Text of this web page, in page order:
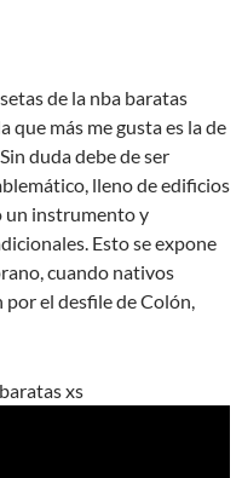
que más me gusta es la de
duda debe de ser
lleno de edificios
un instrumento y
Esto se expone
cuando nativos
el desfile de Colón,